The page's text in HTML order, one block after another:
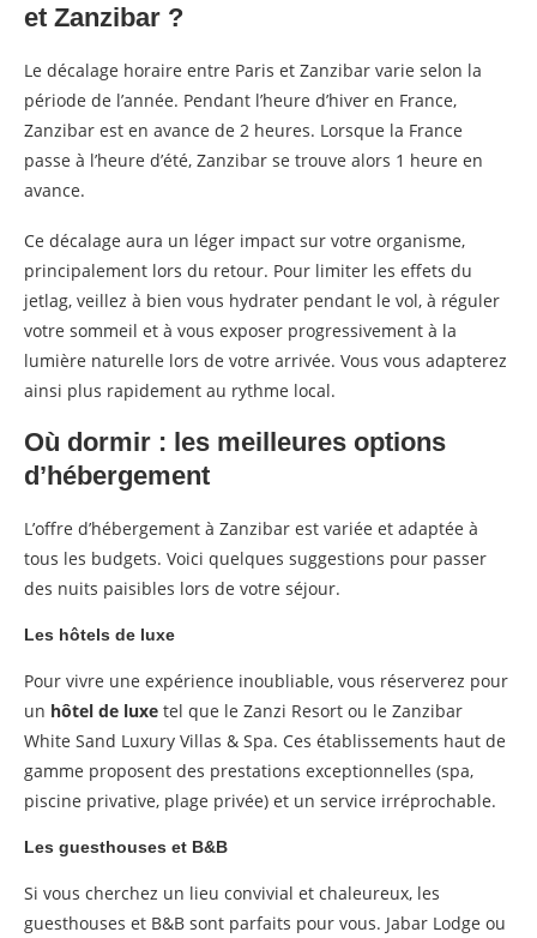
et Zanzibar ?
Le décalage horaire entre Paris et Zanzibar varie selon la
période de l’année. Pendant l’heure d’hiver en France,
Zanzibar est en avance de 2 heures. Lorsque la France
passe à l’heure d’été, Zanzibar se trouve alors 1 heure en
avance.
Ce décalage aura un léger impact sur votre organisme,
principalement lors du retour. Pour limiter les effets du
jetlag, veillez à bien vous hydrater pendant le vol, à réguler
votre sommeil et à vous exposer progressivement à la
lumière naturelle lors de votre arrivée. Vous vous adapterez
ainsi plus rapidement au rythme local.
Où dormir : les meilleures options
d’hébergement
L’offre d’hébergement à Zanzibar est variée et adaptée à
tous les budgets. Voici quelques suggestions pour passer
des nuits paisibles lors de votre séjour.
Les hôtels de luxe
Pour vivre une expérience inoubliable, vous réserverez pour
un hôtel de luxe tel que le Zanzi Resort ou le Zanzibar
White Sand Luxury Villas & Spa. Ces établissements haut de
gamme proposent des prestations exceptionnelles (spa,
piscine privative, plage privée) et un service irréprochable.
Les guesthouses et B&B
Si vous cherchez un lieu convivial et chaleureux, les
guesthouses et B&B sont parfaits pour vous. Jabar Lodge ou